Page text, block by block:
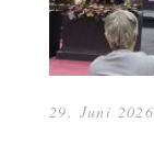
29. Juni 2026